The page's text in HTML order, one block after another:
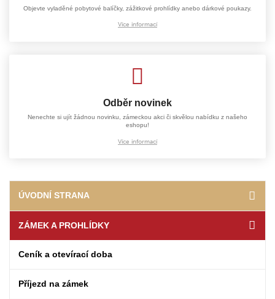
Objevte vyladěné pobytové balíčky, zážitkové prohlídky anebo dárkové poukazy.
Více informací
Odběr novinek
Nenechte si ujít žádnou novinku, zámeckou akci či skvělou nabídku z našeho
eshopu!
Více informací
ÚVODNÍ STRANA
ZÁMEK A PROHLÍDKY
Ceník a otevírací doba
Příjezd na zámek